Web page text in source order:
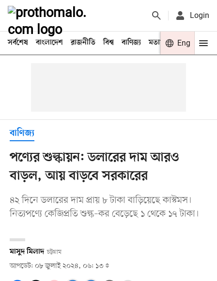
Login
সর্বশেষ বাংলাদেশ রাজনীতি বিশ্ব বাণিজ্য মতামত খেলা
Eng
বাণিজ্য
পণ্যের শুল্কায়ন: ডলারের দাম আরও
বাড়ল, আয় বাড়বে সরকারের
৪২ দিনে ডলারের দাম প্রায় ৮ টাকা বাড়িয়েছে কাস্টমস।
নিত্যপণ্যে কেজিপ্রতি শুল্ক–কর বেড়েছে ১ থেকে ১৭ টাকা।
মাসুদ মিলাদ চট্টগ্রাম
আপডেট: ০৮ জুলাই ২০২৪, ০৬: ১৩